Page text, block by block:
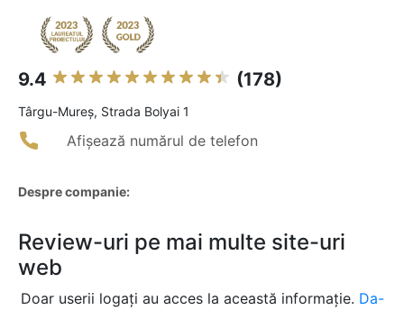
9.4 (178)
Târgu-Mureş, Strada Bolyai 1
Afișează numărul de telefon
Despre companie:
Review-uri pe mai multe site-uri
web
Doar userii logați au acces la această informație. Da-